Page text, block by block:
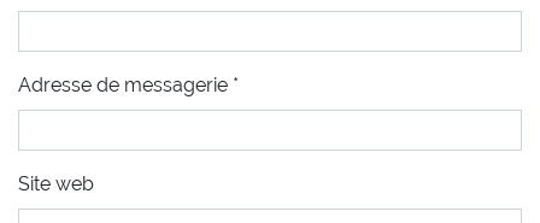
Adresse de messagerie *
Site web